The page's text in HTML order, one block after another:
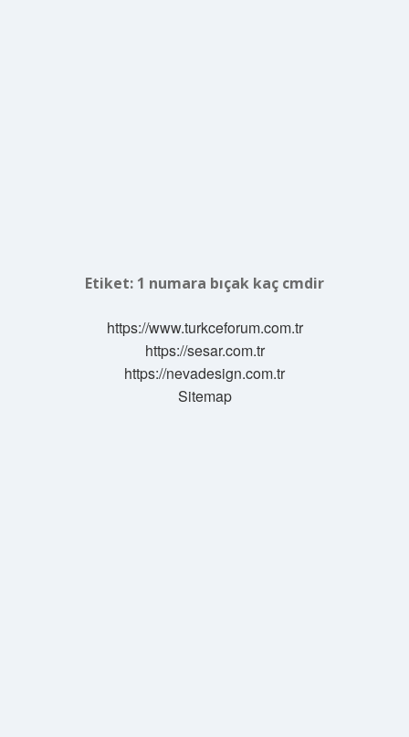
Etiket: 1 numara bıçak kaç cmdir
https://www.turkceforum.com.tr
https://sesar.com.tr
https://nevadesign.com.tr
Sitemap